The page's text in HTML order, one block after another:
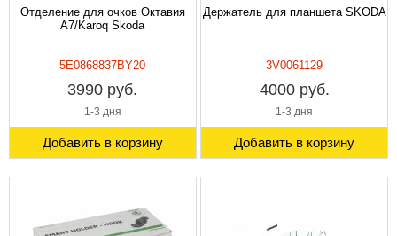
Отделение для очков Октавия
A7/Karoq Skoda
5E0868837BY20
3990 руб.
1-3 дня
Добавить в корзину
Держатель для планшета SKODA
3V0061129
4000 руб.
1-3 дня
Добавить в корзину